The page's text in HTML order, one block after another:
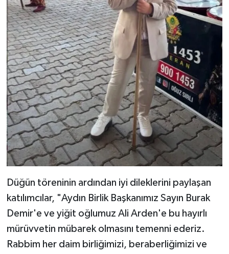
Düğün töreninin ardından iyi dileklerini paylaşan
katılımcılar, "Aydın Birlik Başkanımız Sayın Burak
Demir'e ve yiğit oğlumuz Ali Arden'e bu hayırlı
mürüvvetin mübarek olmasını temenni ederiz.
Rabbim her daim birliğimizi, beraberliğimizi ve